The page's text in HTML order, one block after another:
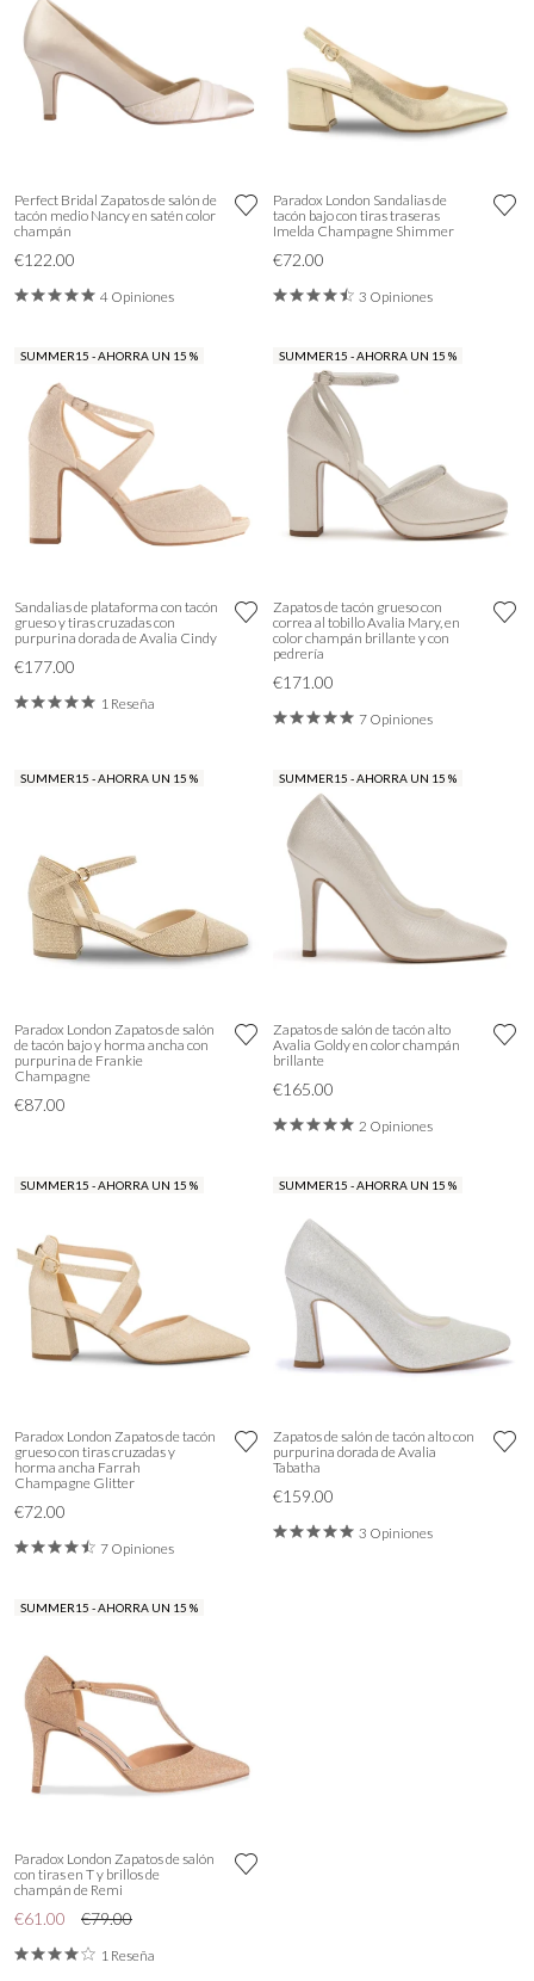
Perfect Bridal Zapatos de salón de
tacón medio Nancy en satén color
champán
€122.00
4 Opiniones
Paradox London Sandalias de
tacón bajo con tiras traseras
Imelda Champagne Shimmer
€72.00
3 Opiniones
SUMMER15 - AHORRA UN 15 %
Sandalias de plataforma con tacón
grueso y tiras cruzadas con
purpurina dorada de Avalia Cindy
€177.00
1 Reseña
SUMMER15 - AHORRA UN 15 %
Zapatos de tacón grueso con
correa al tobillo Avalia Mary, en
color champán brillante y con
pedrería
€171.00
7 Opiniones
SUMMER15 - AHORRA UN 15 %
Paradox London Zapatos de salón
de tacón bajo y horma ancha con
purpurina de Frankie
Champagne
€87.00
SUMMER15 - AHORRA UN 15 %
Zapatos de salón de tacón alto
Avalia Goldy en color champán
brillante
€165.00
2 Opiniones
SUMMER15 - AHORRA UN 15 %
Paradox London Zapatos de tacón
grueso con tiras cruzadas y
horma ancha Farrah
Champagne Glitter
€72.00
7 Opiniones
SUMMER15 - AHORRA UN 15 %
Zapatos de salón de tacón alto con
purpurina dorada de Avalia
Tabatha
€159.00
3 Opiniones
SUMMER15 - AHORRA UN 15 %
Paradox London Zapatos de salón
con tiras en T y brillos de
champán de Remi
€61.00 €79.00
1 Reseña